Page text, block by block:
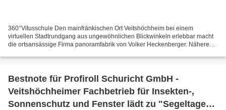
360°Vitusschule Den mainfränkischen Ort Veitshöchheim bei einem
virtuellen Stadtrundgang aus ungewöhnlichen Blickwinkeln erlebbar macht
die ortsansässige Firma panoramfabrik von Volker Heckenberger. Nähere
Bestnote für Profiroll Schuricht GmbH -
Veitshöchheimer Fachbetrieb für Insekten-,
Sonnenschutz und Fenster lädt zu "Segeltagen"